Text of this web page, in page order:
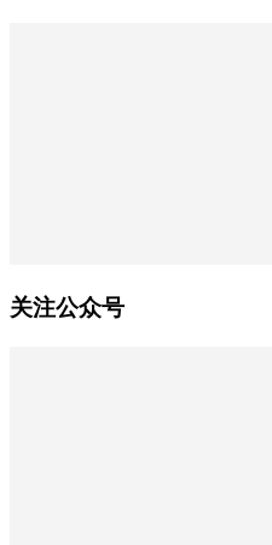
关注公众号